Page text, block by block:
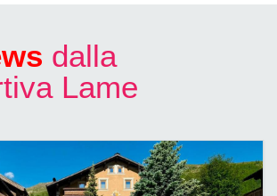
dalla
Lame